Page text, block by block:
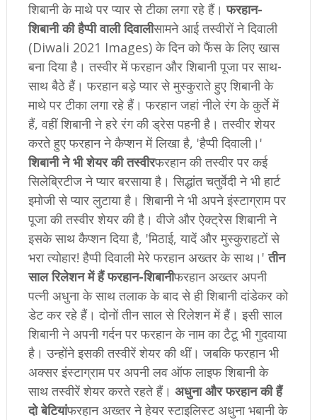
श‍िबानी के माथे पर प्‍यार से टीका लगा रहे हैं।फरहान-
श‍िबानी की हैप्‍पी वाली दिवालीसामने आई तस्‍वीरों ने दिवाली
(Diwali 2021 Images) के दिन को फैंस के लिए खास
बना दिया है। तस्‍वीर में फरहान और श‍िबानी पूजा पर साथ-
साथ बैठे हैं। फरहान बड़े प्‍यार से मुस्‍कुराते हुए श‍िबानी के
माथे पर टीका लगा रहे हैं। फरहान जहां नीले रंग के कुर्ते में
हैं, वहीं श‍िबानी ने हरे रंग की ड्रेस पहनी है। तस्‍वीर शेयर
करते हुए फरहान ने कैप्‍शन में लिखा है, 'हैप्‍पी दिवाली।'
श‍िबानी ने भी शेयर की तस्‍वीरफरहान की तस्‍वीर पर कई
सिलेब्रिटीज ने प्‍यार बरसाया है। सिद्धांत चतुर्वेदी ने भी हार्ट
इमोजी से प्‍यार लुटाया है। श‍िबानी ने भी अपने इंस्‍टाग्राम पर
पूजा की तस्‍वीर शेयर की है। वीजे और ऐक्‍ट्रेस श‍िबानी ने
इसके साथ कैप्‍शन दिया है, 'मिठाई, यादें और मुस्‍कुराहटों से
भरा त्‍योहार! हैप्‍पी दिवाली मेरे फरहान अख्‍तर के साथ।'तीन
साल रिलेशन में हैं फरहान-श‍िबानीफरहान अख्‍तर अपनी
पत्‍नी अधुना के साथ तलाक के बाद से ही श‍िबानी दांडेकर को
डेट कर रहे हैं। दोनों तीन साल से रिलेशन में हैं। इसी साल
श‍िबानी ने अपनी गर्दन पर फरहान के नाम का टैटू भी गुदवाया
है। उन्‍होंने इसकी तस्‍वीरें शेयर की थीं। जबकि फरहान भी
अक्‍सर इंस्‍टाग्राम पर अपनी लव ऑफ लाइफ श‍िबानी के
साथ तस्‍वीरें शेयर करते रहते हैं। अधुना और फरहान की हैं
दो बेटियांफरहान अख्‍तर ने हेयर स्‍टाइलिस्‍ट अधुना भबानी के